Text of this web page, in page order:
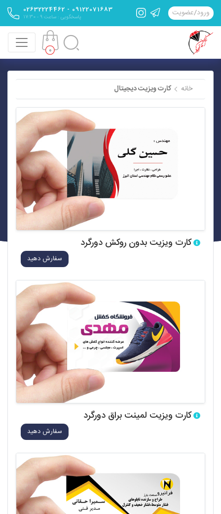
ورود/عضویت 09122071683 - 02632224462
پاسخگویی : ساعت 9 - 17:30
0
خانه کارت ویزیت دیجیتال
کارت ویزیت بدون روکش دورگرد
سفارش دهید
کارت ویزیت لمینت براق دورگرد
سفارش دهید